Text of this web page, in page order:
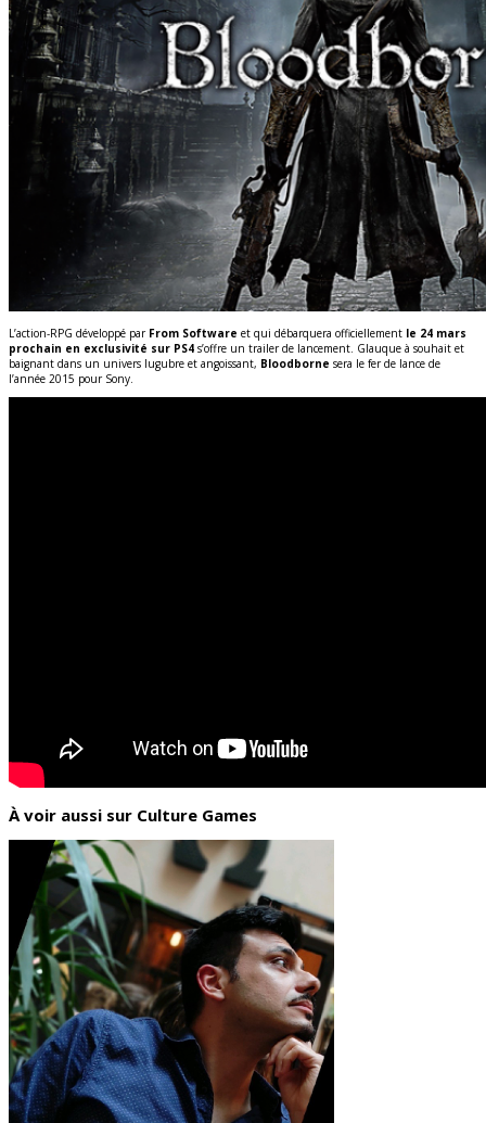
L’action-RPG développé par From Software et qui débarquera officiellement le 24 mars
prochain en exclusivité sur PS4 s’offre un trailer de lancement. Glauque à souhait et
baignant dans un univers lugubre et angoissant, Bloodborne sera le fer de lance de
l’année 2015 pour Sony.
À voir aussi sur Culture Games